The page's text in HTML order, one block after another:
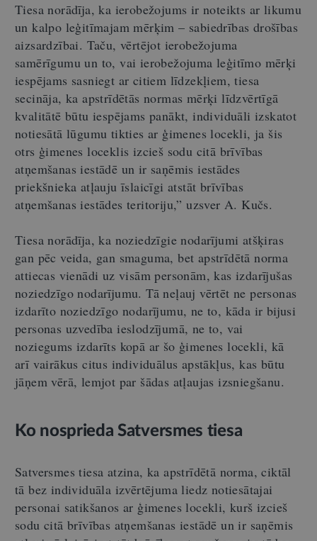
Tiesa norādīja, ka ierobežojums ir noteikts ar likumu
un kalpo leģitīmajam mērķim – sabiedrības drošības
aizsardzībai. Taču, vērtējot ierobežojuma
samērīgumu un to, vai ierobežojuma leģitīmo mērķi
iespējams sasniegt ar citiem līdzekļiem, tiesa
secināja, ka apstrīdētās normas mērķi līdzvērtīgā
kvalitātē būtu iespējams panākt, individuāli izskatot
notiesātā lūgumu tikties ar ģimenes locekli, ja šis
otrs ģimenes loceklis izcieš sodu citā brīvības
atņemšanas iestādē un ir saņēmis iestādes
priekšnieka atļauju īslaicīgi atstāt brīvības
atņemšanas iestādes teritoriju,” uzsver A. Kučs.
Tiesa norādīja, ka noziedzīgie nodarījumi atšķiras
gan pēc veida, gan smaguma, bet apstrīdētā norma
attiecas vienādi uz visām personām, kas izdarījušas
noziedzīgo nodarījumu. Tā neļauj vērtēt ne personas
izdarīto noziedzīgo nodarījumu, ne to, kāda ir bijusi
personas uzvedība ieslodzījumā, ne to, vai
noziegums izdarīts kopā ar šo ģimenes locekli, kā
arī vairākus citus individuālus apstākļus, kas būtu
jāņem vērā, lemjot par šādas atļaujas izsniegšanu.
Ko nosprieda Satversmes tiesa
Satversmes tiesa atzina, ka apstrīdētā norma, ciktāl
tā bez individuāla izvērtējuma liedz notiesātajai
personai satikšanos ar ģimenes locekli, kurš izcieš
sodu citā brīvības atņemšanas iestādē un ir saņēmis